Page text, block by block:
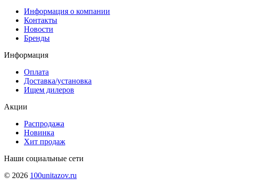
Информация о компании
Контакты
Новости
Бренды
Информация
Оплата
Доставка/установка
Ищем дилеров
Акции
Распродажа
Новинка
Хит продаж
Наши социальные сети
© 2026 100unitazov.ru